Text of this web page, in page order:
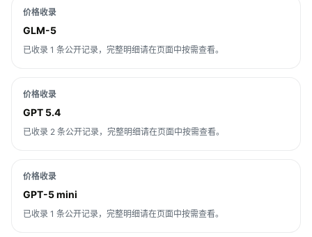
价格收录
GLM-5
已收录 1 条公开记录，完整明细请在页面中按需查看。
价格收录
GPT 5.4
已收录 2 条公开记录，完整明细请在页面中按需查看。
价格收录
GPT-5 mini
已收录 1 条公开记录，完整明细请在页面中按需查看。